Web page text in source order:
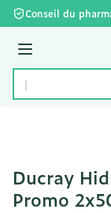
Aller au contenu
Conseil du
Menu
Rechercher
Ducray
Promo